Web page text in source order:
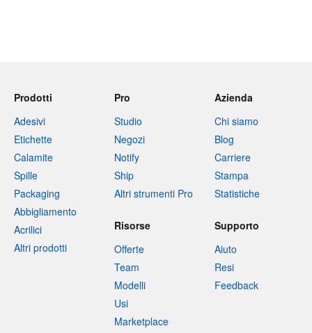
Prodotti
Adesivi
Etichette
Calamite
Spille
Packaging
Abbigliamento
Acrilici
Altri prodotti
Pro
Studio
Negozi
Notify
Ship
Altri strumenti Pro
Azienda
Chi siamo
Blog
Carriere
Stampa
Statistiche
Risorse
Offerte
Team
Modelli
Usi
Marketplace
Supporto
Aiuto
Resi
Feedback